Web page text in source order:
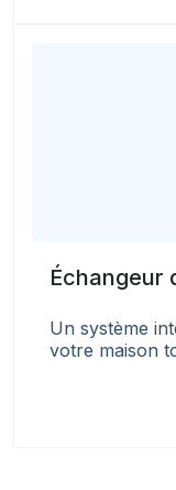
Échangeur
Un système
votre maison